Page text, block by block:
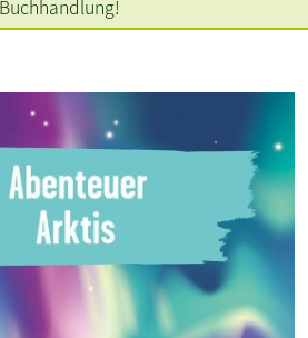
Buchhandlung!